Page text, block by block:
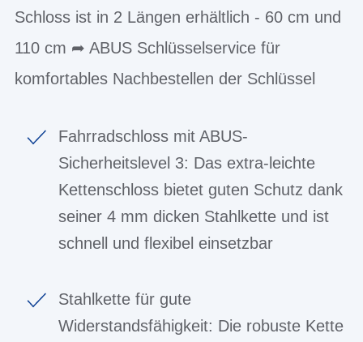
Schloss ist in 2 Längen erhältlich - 60 cm und
110 cm ➦ ABUS Schlüsselservice für
komfortables Nachbestellen der Schlüssel
Fahrradschloss mit ABUS-
Sicherheitslevel 3: Das extra-leichte
Kettenschloss bietet guten Schutz dank
seiner 4 mm dicken Stahlkette und ist
schnell und flexibel einsetzbar
Stahlkette für gute
Widerstandsfähigkeit: Die robuste Kette